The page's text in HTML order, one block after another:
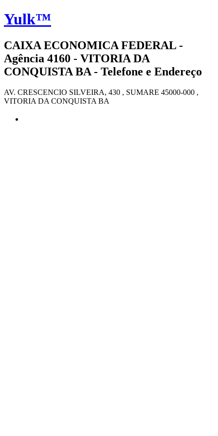
Yulk™
CAIXA ECONOMICA FEDERAL -
Agência 4160 - VITORIA DA
CONQUISTA BA - Telefone e Endereço
AV. CRESCENCIO SILVEIRA, 430 , SUMARE 45000-000 ,
VITORIA DA CONQUISTA BA